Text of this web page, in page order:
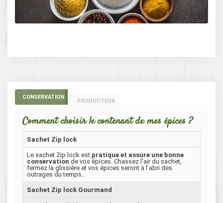
CONSERVATION
PRODUCTEUR
Comment choisir le contenant de mes épices ?
Sachet Zip lock
Le sachet Zip lock est pratique et assure une bonne
conservation de vos épices. Chassez l’air du sachet,
fermez la glissière et vos épices seront à l’abri des
outrages du temps..
Sachet Zip lock Gourmand